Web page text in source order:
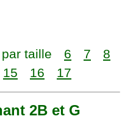
taille 6 7
8
15 16 17
2B et G